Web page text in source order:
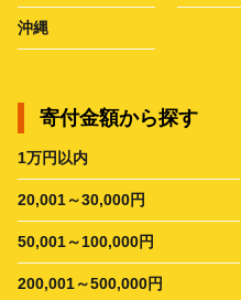
沖縄
寄付金額から探す
1万円以内
20,001～30,000円
50,001～100,000円
200,001～500,000円